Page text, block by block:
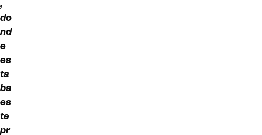
,
do
nd
e
es
ta
ba
es
te
pr